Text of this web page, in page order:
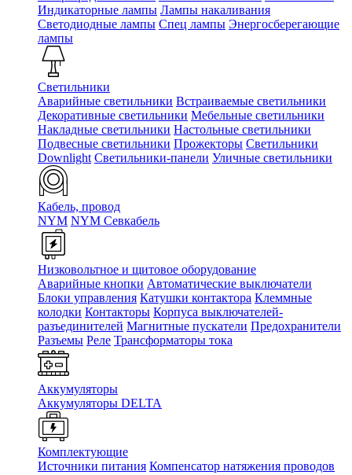
Индикаторные лампы Лампы накаливания
Светодиодные лампы Спец лампы Энергосберегающие
лампы
Светильники
Аварийные светильники Встраиваемые светильники
Декоративные светильники Мебельные светильники
Накладные светильники Настольные светильники
Подвесные светильники Прожекторы Светильники
Downlight Светильники-панели Уличные светильники
Кабель, провод
NYM NYM Севкабель
Низковольтное и щитовое оборудование
Аварийные кнопки Автоматические выключатели
Блоки управления Катушки контактора Клеммные
колодки Контакторы Корпуса выключателей-
разъединителей Магнитные пускатели Предохранители
Разъемы Реле Трансформаторы тока
Аккумуляторы
Аккумуляторы DELTA
Комплектующие
Источники питания Компенсатор натяжения проводов